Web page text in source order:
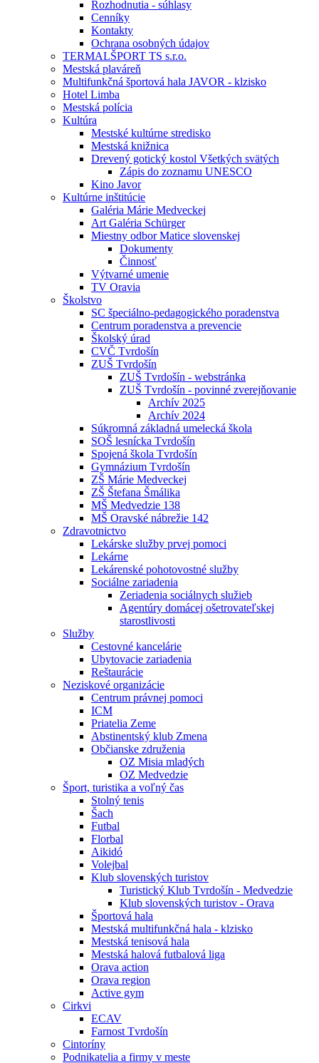
Rozhodnutia - súhlasy
Cenníky
Kontakty
Ochrana osobných údajov
TERMALŠPORT TS s.r.o.
Mestská plaváreň
Multifunkčná športová hala JAVOR - klzisko
Hotel Limba
Mestská polícia
Kultúra
Mestské kultúrne stredisko
Mestská knižnica
Drevený gotický kostol Všetkých svätých
Zápis do zoznamu UNESCO
Kino Javor
Kultúrne inštitúcie
Galéria Márie Medveckej
Art Galéria Schürger
Miestny odbor Matice slovenskej
Dokumenty
Činnosť
Výtvarné umenie
TV Oravia
Školstvo
SC špeciálno-pedagogického poradenstva
Centrum poradenstva a prevencie
Školský úrad
CVČ Tvrdošín
ZUŠ Tvrdošín
ZUŠ Tvrdošín - webstránka
ZUŠ Tvrdošín - povinné zverejňovanie
Archív 2025
Archív 2024
Súkromná základná umelecká škola
SOŠ lesnícka Tvrdošín
Spojená škola Tvrdošín
Gymnázium Tvrdošín
ZŠ Márie Medveckej
ZŠ Štefana Šmálika
MŠ Medvedzie 138
MŠ Oravské nábrežie 142
Zdravotnictvo
Lekárske služby prvej pomoci
Lekárne
Lekárenské pohotovostné služby
Sociálne zariadenia
Zeriadenia sociálnych služieb
Agentúry domácej ošetrovateľskej
starostlivosti
Služby
Cestovné kancelárie
Ubytovacie zariadenia
Reštaurácie
Neziskové organizácie
Centrum právnej pomoci
ICM
Priatelia Zeme
Abstinentský klub Zmena
Občianske združenia
OZ Misia mladých
OZ Medvedzie
Šport, turistika a voľný čas
Stolný tenis
Šach
Futbal
Florbal
Aikidó
Volejbal
Klub slovenských turistov
Turistický Klub Tvrdošín - Medvedzie
Klub slovenských turistov - Orava
Športová hala
Mestská multifunkčná hala - klzisko
Mestská tenisová hala
Mestská halová futbalová liga
Orava action
Orava region
Active gym
Cirkvi
ECAV
Farnost Tvrdošín
Cintoríny
Podnikatelia a firmy v meste